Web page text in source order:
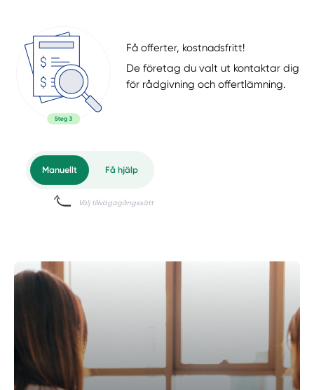
Få offerter, kostnadsfritt!
De företag du valt ut kontaktar dig
för rådgivning och offertlämning.